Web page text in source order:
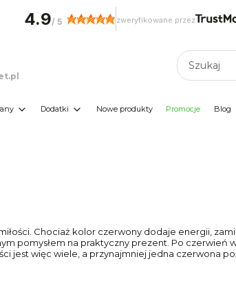
Dodatki Nowe produkty Promocje Blog
Chociaż kolor czerwony dodaje energii,
pomysłem na praktyczny prezent. Po czerwień
jest więc wiele, a przynajmniej jedna czerwona
4.9/ 5 zweryfikowane przez